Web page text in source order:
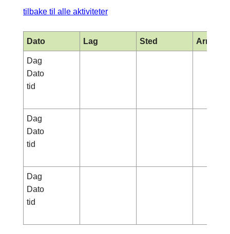
tilbake til alle aktiviteter
Dato Lag Sted
Dag
Dato
tid
Dag
Dato
tid
Dag
Dato
tid